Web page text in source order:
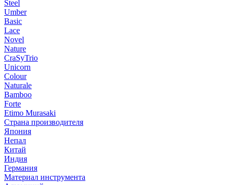
Steel
Umber
Basic
Lace
Novel
Nature
CraSyTrio
Unicorn
Colour
Naturale
Bamboo
Forte
Etimo Murasaki
Страна производителя
Япония
Непал
Китай
Индия
Германия
Материал инструмента